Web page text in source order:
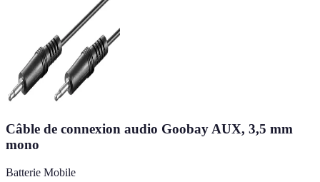
Câble de connexion audio Goobay AUX, 3,5 mm
mono
Batterie Mobile